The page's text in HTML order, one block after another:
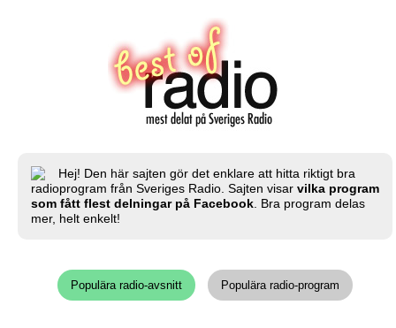
Hej! Den här sajten gör det enklare att hitta riktigt bra
radioprogram från Sveriges Radio. Sajten visar vilka program
som fått flest delningar på Facebook . Bra program delas
mer, helt enkelt!
Populära radio-avsnitt Populära radio-program